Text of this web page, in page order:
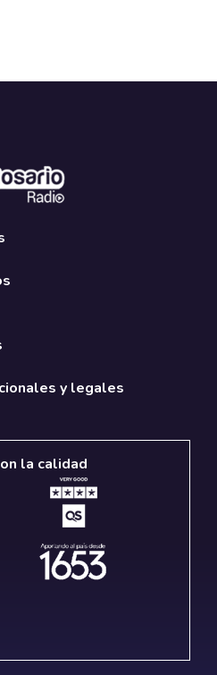
y legales
la calidad